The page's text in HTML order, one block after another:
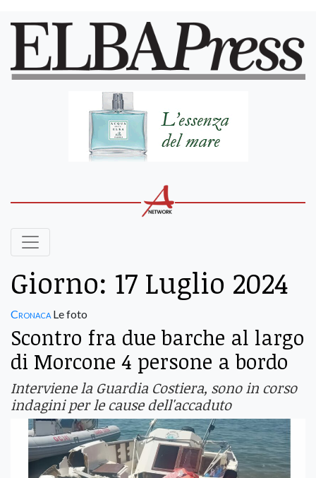
Giorno: 17 Luglio 2024
Cronaca Le foto
Scontro fra due barche al largo
di Morcone 4 persone a bordo
Interviene la Guardia Costiera, sono in corso
indagini per le cause dell'accaduto